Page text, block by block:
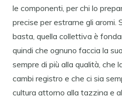
le componenti, per chi lo
precise per estrarne gli aromi.
basta, quella collettiva è
quindi che ognuno faccia la
sempre di più alla qualità, che
cambi registro e che ci sia
cultura attorno alla tazzina e